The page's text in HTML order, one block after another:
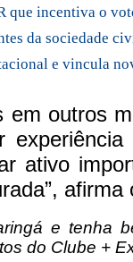
que incentiva o
da sociedade
e vincula
em outros
ativo
afirma
e tenha
do Clube +